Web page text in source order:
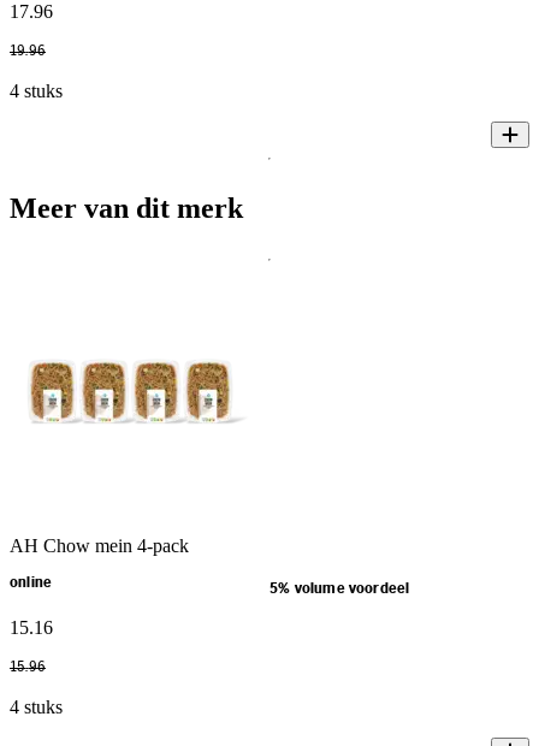
17.96
19.96
4 stuks
Meer van dit merk
AH Chow mein 4-pack
online 5% volume voordeel
15.16
15.96
4 stuks